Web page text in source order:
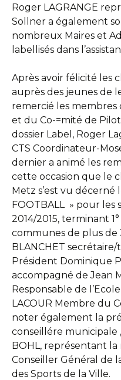
Roger LAGRANGE
Sollner a également
nombreux Maires et
labellisés dans
Après avoir félicité les
auprès des jeunes de
remercié les membres
et du Co-=mité de
dossier Label, Roger
CTS Coordinateur-
dernier a animé les
cette occasion que le
Metz s’est vu décerné
FOOTBALL » pour les
2014/2015, terminant
communes de plus de
BLANCHET
Président Dominique
accompagné de Jean
Responsable de
LACOUR Membre du
noter également la
conseillére municipale
BOHL, représentant la
Conseiller Général de
des Sports de la Ville.